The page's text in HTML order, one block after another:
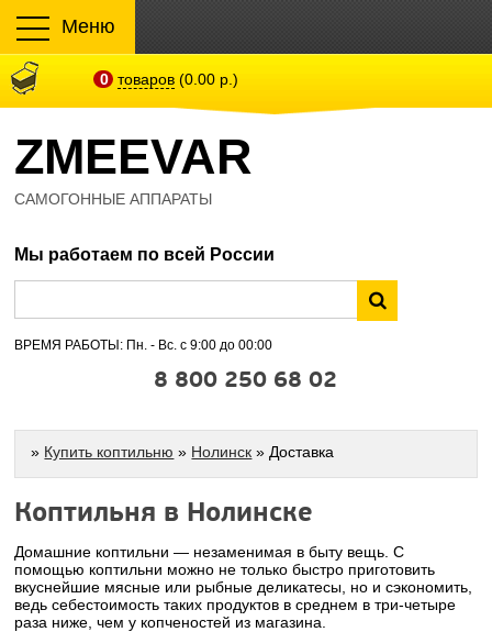
Меню
0 товаров (0.00 р.)
ZMEEVAR
САМОГОННЫЕ АППАРАТЫ
Мы работаем по всей России
ВРЕМЯ РАБОТЫ: Пн. - Вс. с 9:00 до 00:00
8 800 250 68 02
» Купить коптильню » Нолинск » Доставка
Коптильня в Нолинске
Домашние коптильни — незаменимая в быту вещь. С
помощью коптильни можно не только быстро приготовить
вкуснейшие мясные или рыбные деликатесы, но и сэкономить,
ведь себестоимость таких продуктов в среднем в три-четыре
раза ниже, чем у копченостей из магазина.